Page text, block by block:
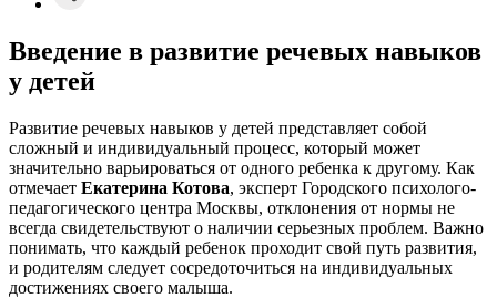
Введение в развитие речевых навыков
у детей
Развитие речевых навыков у детей представляет собой
сложный и индивидуальный процесс, который может
значительно варьироваться от одного ребенка к другому. Как
отмечает Екатерина Котова, эксперт Городского психолого-
педагогического центра Москвы, отклонения от нормы не
всегда свидетельствуют о наличии серьезных проблем. Важно
понимать, что каждый ребенок проходит свой путь развития,
и родителям следует сосредоточиться на индивидуальных
достижениях своего малыша.